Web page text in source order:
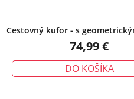
Cestovný kufor - s
a TSA zámkom, stredný,
74,99 €
DO KOŠÍKA